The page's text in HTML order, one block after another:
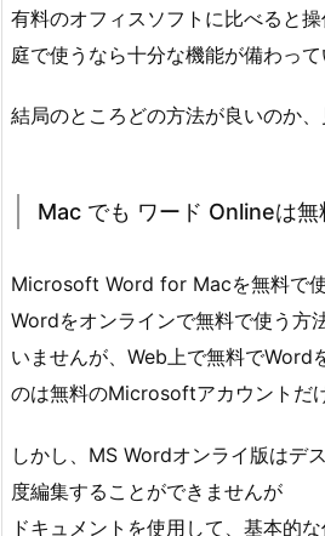
有料のオフィスソフトに比べると
庭で使うなら十分な機能が備わって
結局のところどの方法が良いのか、
Mac でも ワード Onlineは無
Microsoft Word for Macを無料で
Wordをオンラインで無料で使う方
いませんが、Web上で無料でWord
のは無料のMicrosoftアカウントだ
しかし、MS Wordオンライ版はデ
度編集することができませんが
ドキュメントを使用して、基本的